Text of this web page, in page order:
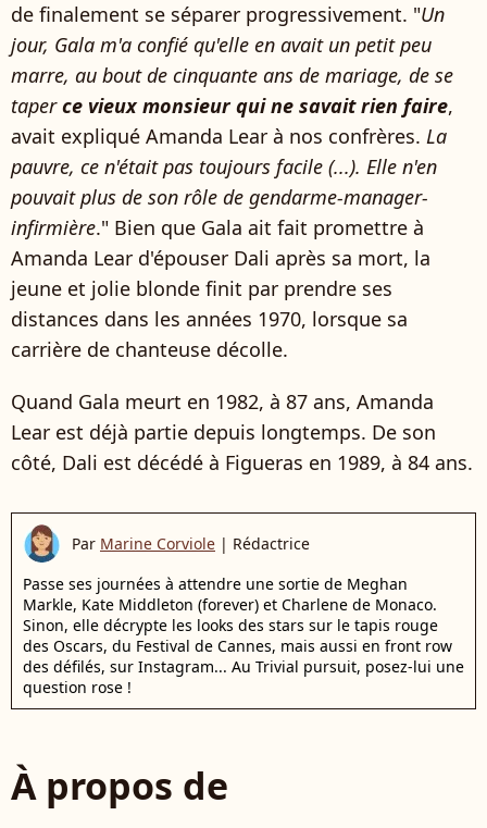
de finalement se séparer progressivement. "Un
jour, Gala m'a confié qu'elle en avait un petit peu
marre, au bout de cinquante ans de mariage, de se
taperce vieux monsieur qui ne savait rien faire,
avait expliqué Amanda Lear à nos confrères. La
pauvre, ce n'était pas toujours facile (...). Elle n'en
pouvait plus de son rôle de gendarme-manager-
infirmière." Bien que Gala ait fait promettre à
Amanda Lear d'épouser Dali après sa mort, la
jeune et jolie blonde finit par prendre ses
distances dans les années 1970, lorsque sa
carrière de chanteuse décolle.
Quand Gala meurt en 1982, à 87 ans, Amanda
Lear est déjà partie depuis longtemps. De son
côté, Dali est décédé à Figueras en 1989, à 84 ans.
Par Marine Corviole | Rédactrice
Passe ses journées à attendre une sortie de Meghan
Markle, Kate Middleton (forever) et Charlene de Monaco.
Sinon, elle décrypte les looks des stars sur le tapis rouge
des Oscars, du Festival de Cannes, mais aussi en front row
des défilés, sur Instagram... Au Trivial pursuit, posez-lui une
question rose !
À propos de